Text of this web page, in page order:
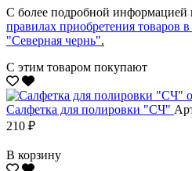
С более подробной информацией
правилах приобретения товаров
"Северная чернь".
С этим товаром покупают
Салфетка для полировки "CЧ"
210 ₽
В корзину